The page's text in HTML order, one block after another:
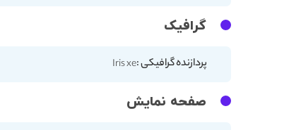
گرافیک
پردازنده گرافیکی :Iris xe
صفحه نمایش